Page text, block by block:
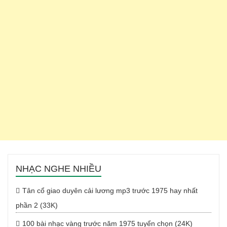
NHẠC NGHE NHIỀU
Tân cổ giao duyên cải lương mp3 trước 1975 hay nhất
phần 2 (33K)
100 bài nhạc vàng trước năm 1975 tuyển chọn (24K)